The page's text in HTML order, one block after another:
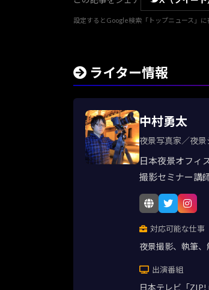
設定するとGoogle検索「トップニュース」に
ライター情報
中村勇太
夜景写真家／夜景
日本夜景オフィ
撮影セミナー講
対応可能な仕事
夜景撮影、執筆
出演番組
日本テレビ「